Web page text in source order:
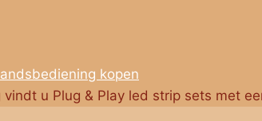
kopen
vindt u Plug & Play led strip sets met